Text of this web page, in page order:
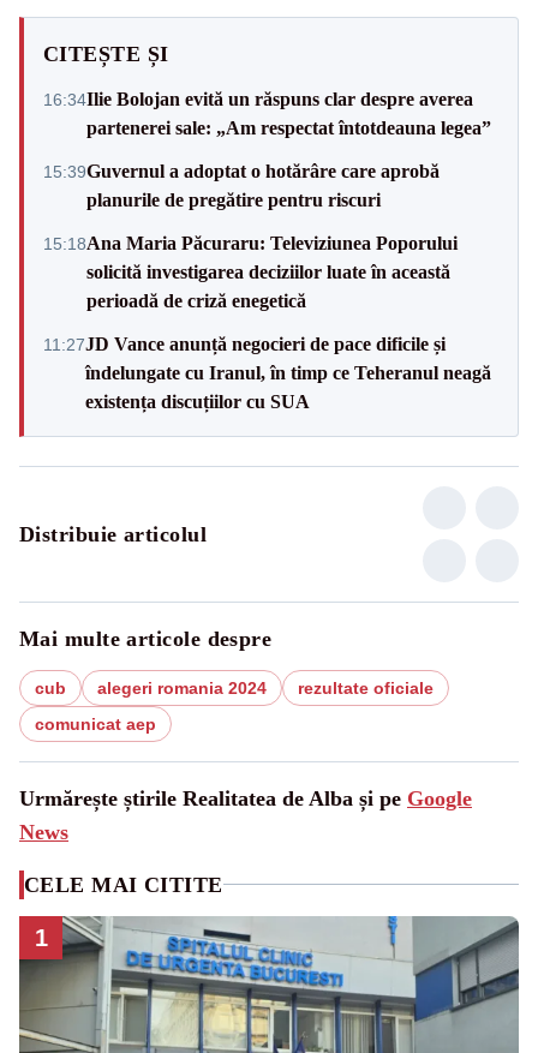
CITEȘTE ȘI
16:34Ilie Bolojan evită un răspuns clar despre averea
partenerei sale: „Am respectat întotdeauna legea”
15:39Guvernul a adoptat o hotărâre care aprobă
planurile de pregătire pentru riscuri
15:18Ana Maria Păcuraru: Televiziunea Poporului
solicită investigarea deciziilor luate în această
perioadă de criză enegetică
11:27JD Vance anunță negocieri de pace dificile și
îndelungate cu Iranul, în timp ce Teheranul neagă
existența discuțiilor cu SUA
Distribuie articolul
Mai multe articole despre
cub alegeri romania 2024
rezultate oficiale
comunicat aep
Urmărește știrile Realitatea de Alba și pe Google
News
CELE MAI CITITE
1